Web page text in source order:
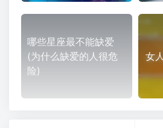
哪些星座最不能缺爱
(为什么缺爱的人很危
险)
女